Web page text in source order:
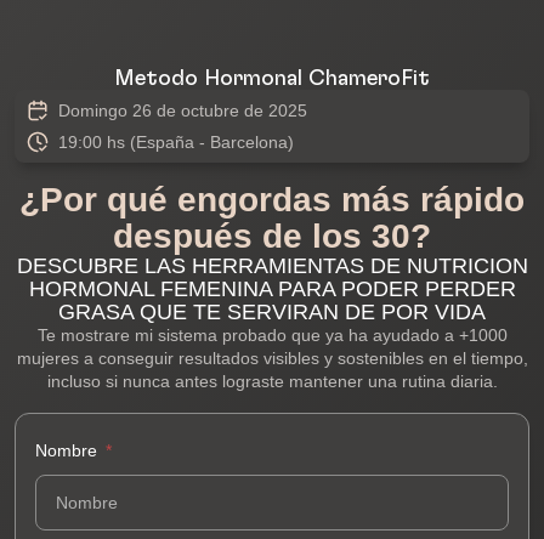
Método Hormonal ChameroFit
Domingo 26 de octubre de 2025
19:00 hs (España - Barcelona)
¿Por qué engordas más rápido
después de los 30?
DESCUBRE LAS HERRAMIENTAS DE NUTRICION
HORMONAL FEMENINA PARA PODER PERDER
GRASA QUE TE SERVIRAN DE POR VIDA
Te mostrare mi sistema probado que ya ha ayudado a +1000
mujeres a conseguir resultados visibles y sostenibles en el tiempo,
incluso si nunca antes lograste mantener una rutina diaria.
Nombre